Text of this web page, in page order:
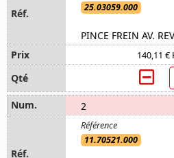
25.03059.000
PINCE FREIN AV.
140,11 €
2
11.70521.000